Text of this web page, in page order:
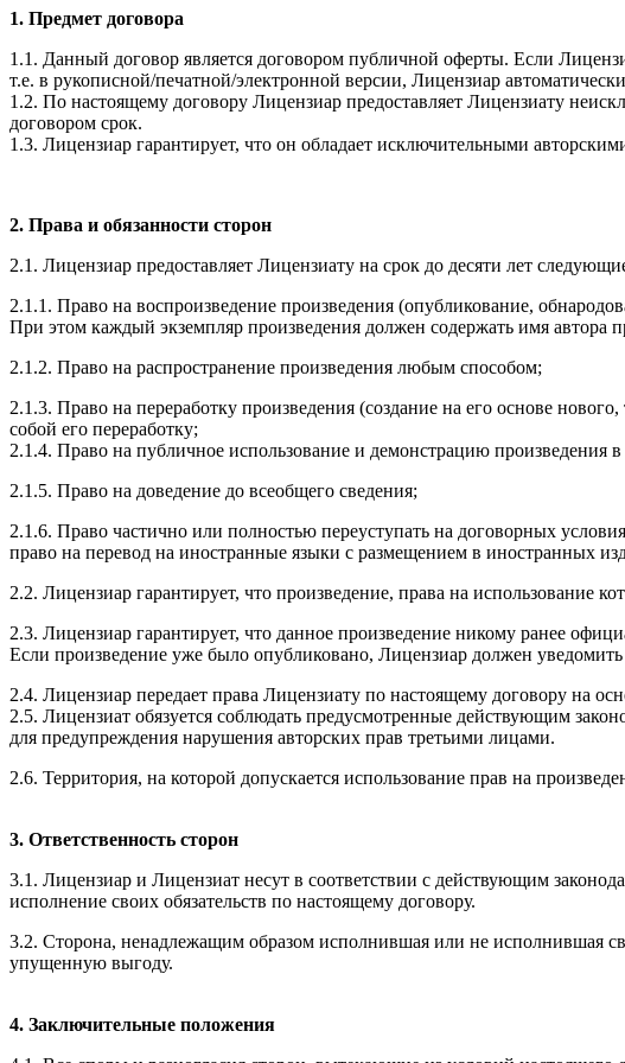
1. Предмет договора
1.1. Данный договор является договором публичной оферты. Если
т.е. в рукописной/печатной/электронной версии, Лицензиар
1.2. По настоящему договору Лицензиар предоставляет Лицензиату
договором срок.
1.3. Лицензиар гарантирует, что он обладает исключительными
2. Права и обязанности сторон
2.1. Лицензиар предоставляет Лицензиату на срок до десяти лет
2.1.1. Право на воспроизведение произведения (опубликование,
При этом каждый экземпляр произведения должен содержать имя автора
2.1.2. Право на распространение произведения любым способом;
2.1.3. Право на переработку произведения (создание на его основе
собой его переработку;
2.1.4. Право на публичное использование и демонстрацию
2.1.5. Право на доведение до всеобщего сведения;
2.1.6. Право частично или полностью переуступать на договорных
право на перевод на иностранные языки с размещением в иностранных
2.2. Лицензиар гарантирует, что произведение, права на использование
2.3. Лицензиар гарантирует, что данное произведение никому ранее
Если произведение уже было опубликовано, Лицензиар должен
2.4. Лицензиар передает права Лицензиату по настоящему договору на
2.5. Лицензиат обязуется соблюдать предусмотренные действующим
для предупреждения нарушения авторских прав третьими лицами.
2.6. Территория, на которой допускается использование прав на
3. Ответственность сторон
3.1. Лицензиар и Лицензиат несут в соответствии с действующим
исполнение своих обязательств по настоящему договору.
3.2. Сторона, ненадлежащим образом исполнившая или не исполнившая
упущенную выгоду.
4. Заключительные положения